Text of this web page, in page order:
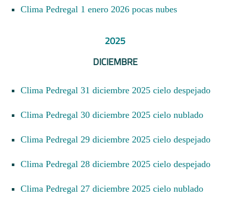
Clima Pedregal 1 enero 2026 pocas nubes
2025
DICIEMBRE
Clima Pedregal 31 diciembre 2025 cielo despejado
Clima Pedregal 30 diciembre 2025 cielo nublado
Clima Pedregal 29 diciembre 2025 cielo despejado
Clima Pedregal 28 diciembre 2025 cielo despejado
Clima Pedregal 27 diciembre 2025 cielo nublado